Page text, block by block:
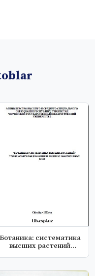
Ботаника: систематика
высших растений